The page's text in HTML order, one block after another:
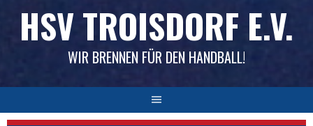
HSV TROISDORF E.V.
WIR BRENNEN FÜR DEN HANDBALL!